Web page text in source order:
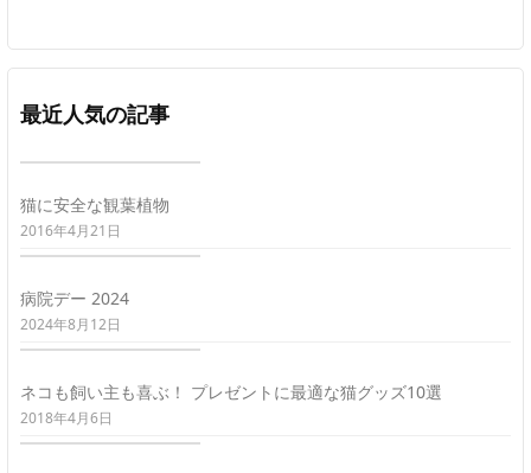
最近人気の記事
猫に安全な観葉植物
2016年4月21日
病院デー 2024
2024年8月12日
ネコも飼い主も喜ぶ！ プレゼントに最適な猫グッズ10選
2018年4月6日